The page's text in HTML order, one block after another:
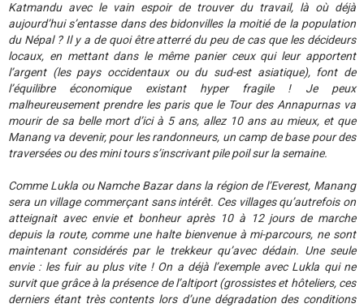
Katmandu avec le vain espoir de trouver du travail, là où déjà
aujourd’hui s’entasse dans des bidonvilles la moitié de la population
du Népal ? Il y a de quoi être atterré du peu de cas que les décideurs
locaux, en mettant dans le même panier ceux qui leur apportent
l’argent (les pays occidentaux ou du sud-est asiatique), font de
l’équilibre économique existant hyper fragile ! Je peux
malheureusement prendre les paris que le Tour des Annapurnas va
mourir de sa belle mort d’ici à 5 ans, allez 10 ans au mieux, et que
Manang va devenir, pour les randonneurs, un camp de base pour des
traversées ou des mini tours s’inscrivant pile poil sur la semaine.
Comme Lukla ou Namche Bazar dans la région de l’Everest, Manang
sera un village commerçant sans intérêt. Ces villages qu’autrefois on
atteignait avec envie et bonheur après 10 à 12 jours de marche
depuis la route, comme une halte bienvenue à mi-parcours, ne sont
maintenant considérés par le trekkeur qu’avec dédain. Une seule
envie : les fuir au plus vite ! On a déjà l’exemple avec Lukla qui ne
survit que grâce à la présence de l’altiport (grossistes et hôteliers, ces
derniers étant très contents lors d’une dégradation des conditions